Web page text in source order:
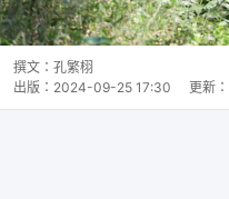
撰文： 孔繁栩
出版： 2024-09-25 17:30 更新：